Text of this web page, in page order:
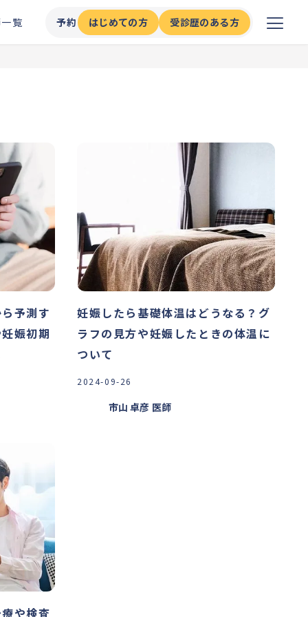
覧 予約 はじめての方 受診歴のある方
予測す
娠初期
妊娠したら基礎体温はどうなる？グ
ラフの見方や妊娠したときの体温に
ついて
2024-09-26
市山 卓彦 医師
や検査